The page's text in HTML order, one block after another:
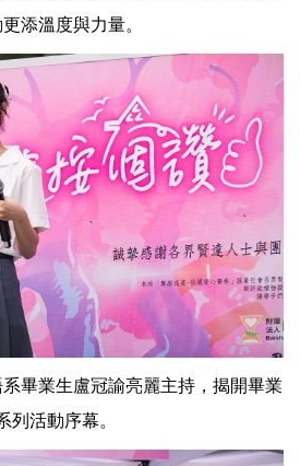
添溫度與力量。
畢業生盧冠諭亮麗主持，揭開畢業
列活動序幕。